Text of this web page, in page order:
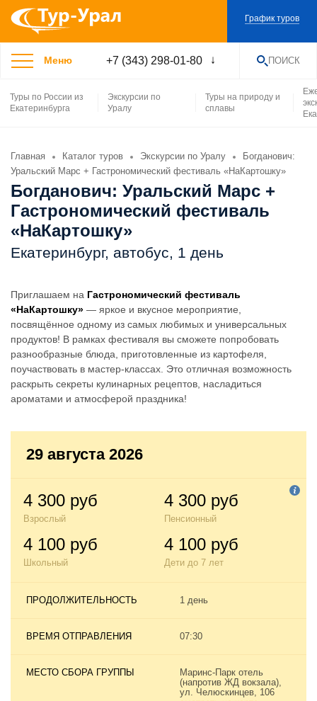
График туров
Меню +7 (343) 298-01-80 ПОИСК
НАЙТИ
Туры по России из
Екатеринбурга
Экскурсии по
Уралу
Туры на природу и
сплавы
Главная Каталог туров Экскурсии по Уралу
Богданович:
Уральский Марс + Гастрономический фестиваль «НаКартошку»
Богданович: Уральский Марс +
Гастрономический фестиваль
«НаКартошку»
Екатеринбург, автобус, 1 день
Приглашаем на Гастрономический фестиваль
«НаКартошку» — яркое и вкусное мероприятие,
посвящённое одному из самых любимых и универсальных
продуктов! В рамках фестиваля вы сможете попробовать
разнообразные блюда, приготовленные из картофеля,
поучаствовать в мастер-классах. Это отличная возможность
раскрыть секреты кулинарных рецептов, насладиться
ароматами и атмосферой праздника!
29 августа 2026
4 300 руб
Взрослый
4 300 руб
Пенсионный
4 100 руб
Школьный
4 100 руб
Дети до 7 лет
ПРОДОЛЖИТЕЛЬНОСТЬ 1 день
ВРЕМЯ ОТПРАВЛЕНИЯ 07:30
МЕСТО СБОРА ГРУППЫ
Маринс-Парк отель
(напротив ЖД вокзала),
ул. Челюскинцев, 106